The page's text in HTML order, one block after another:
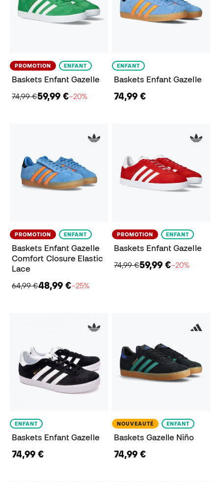
PROMOTION ENFANT
Baskets Enfant Gazelle
74,99 €59,99 €−20%
ENFANT
Baskets Enfant Gazelle
74,99 €
PROMOTION ENFANT
Baskets Enfant Gazelle
Comfort Closure Elastic
Lace
64,99 €48,99 €−25%
PROMOTION ENFANT
Baskets Enfant Gazelle
74,99 €59,99 €−20%
ENFANT
Baskets Enfant Gazelle
74,99 €
NOUVEAUTÉ ENFANT
Baskets Gazelle Niño
74,99 €